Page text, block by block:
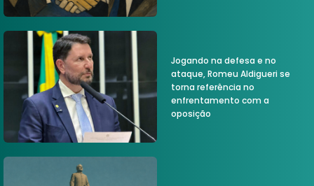
Jogando na defesa e no
ataque, Romeu Aldigueri se
torna referência no
enfrentamento com a
oposição